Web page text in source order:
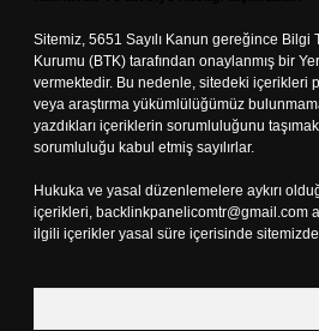
Sitemiz, 5651 Sayılı Kanun gereğince Bilgi
Kurumu (BTK) tarafından onaylanmış bir
vermektedir. Bu nedenle, sitedeki içerikleri
veya araştırma yükümlülüğümüz
yazdıkları içeriklerin sorumluluğunu
sorumluluğu kabul etmiş sayılırlar.
Hukuka ve yasal düzenlemelere aykırı
içerikleri, backlinkpanelicomtr@gmail.com
ilgili içerikler yasal süre içerisinde